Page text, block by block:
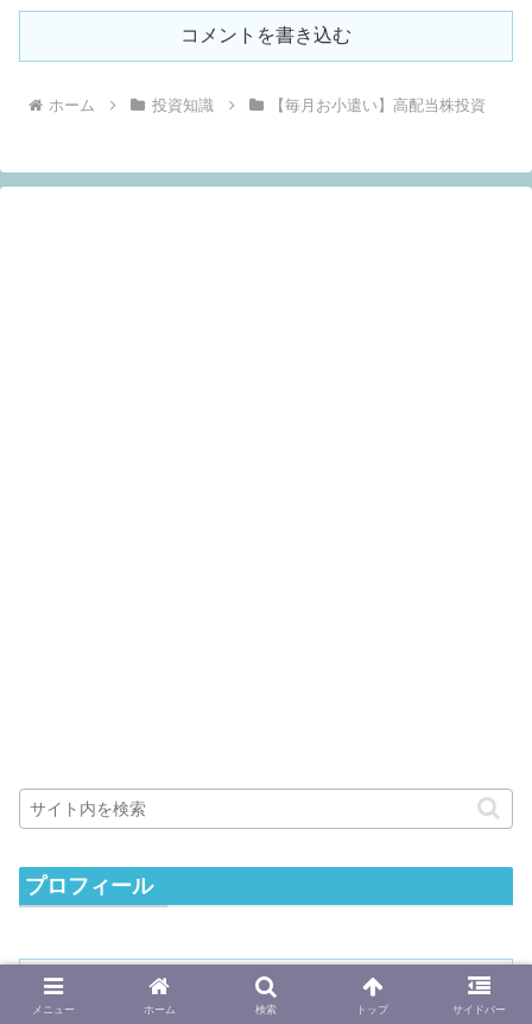
コメントを書き込む
ホーム 投資知識 【毎月お小遣い】高配当株投資
プロフィール
メニュー ホーム 検索 トップ サイドバー